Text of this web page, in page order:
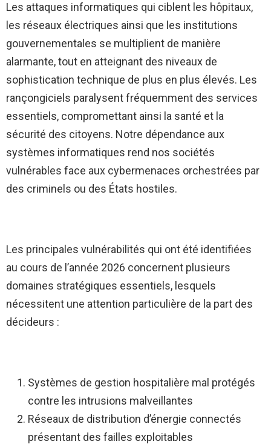
Les attaques informatiques qui ciblent les hôpitaux,
les réseaux électriques ainsi que les institutions
gouvernementales se multiplient de manière
alarmante, tout en atteignant des niveaux de
sophistication technique de plus en plus élevés. Les
rançongiciels paralysent fréquemment des services
essentiels, compromettant ainsi la santé et la
sécurité des citoyens. Notre dépendance aux
systèmes informatiques rend nos sociétés
vulnérables face aux cybermenaces orchestrées par
des criminels ou des États hostiles.
Les principales vulnérabilités qui ont été identifiées
au cours de l’année 2026 concernent plusieurs
domaines stratégiques essentiels, lesquels
nécessitent une attention particulière de la part des
décideurs :
Systèmes de gestion hospitalière mal protégés
contre les intrusions malveillantes
Réseaux de distribution d’énergie connectés
présentant des failles exploitables